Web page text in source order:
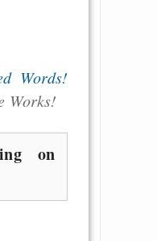
Words!
Works!
on